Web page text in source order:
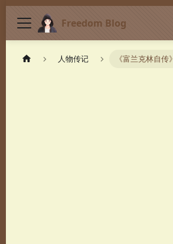
Freedom Blog
人物传记 《富兰克林自传》